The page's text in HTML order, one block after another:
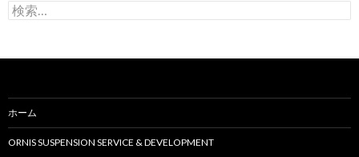
検
索
ホーム
ORNIS SUSPENSION SERVICE & DEVELOPMENT